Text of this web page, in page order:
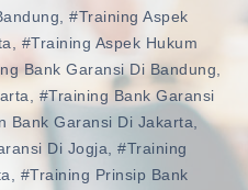
#training Aspek
#training Aspek Hukum
Bank Garansi Di Bandung
#training Bank Garansi
Bank Garansi Di Jakarta
Di Jogja
#training
#training Prinsip Bank